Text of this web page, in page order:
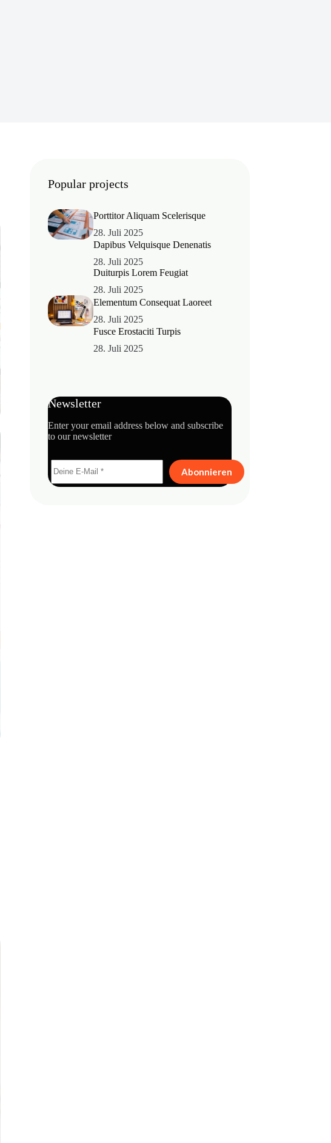
Popular projects
Porttitor Aliquam Scelerisque
28. Juli 2025
Dapibus Velquisque Denenatis
28. Juli 2025
Duiturpis Lorem Feugiat
28. Juli 2025
Elementum Consequat Laoreet
28. Juli 2025
Fusce Erostaciti Turpis
28. Juli 2025
Newsletter
Enter your email address below and subscribe
to our newsletter
Abonnieren